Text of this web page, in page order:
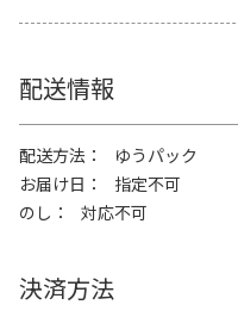
配送情報
配送方法
ゆうパック
お届け日
指定不可
のし
対応不可
決済方法